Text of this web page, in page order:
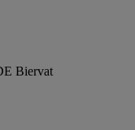
Biervat